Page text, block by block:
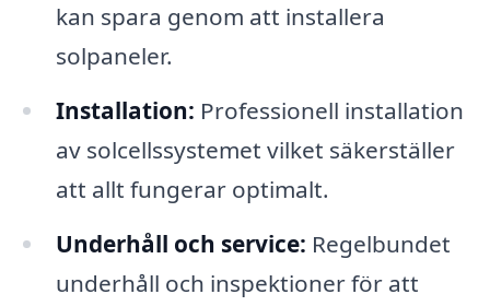
kan spara genom att installera
solpaneler.
Installation: Professionell installation
av solcellssystemet vilket säkerställer
att allt fungerar optimalt.
Underhåll och service: Regelbundet
underhåll och inspektioner för att